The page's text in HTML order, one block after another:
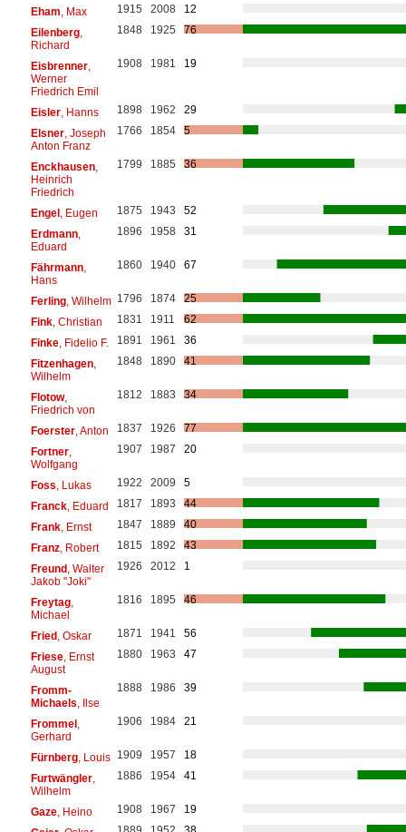
Eham, Max 1915 2008
12
Eilenberg,
Richard
1848 1925 76
Eisbrenner,
Werner
Friedrich Emil
1908 1981 19
Eisler, Hanns 1898 1962
29
Elsner, Joseph
Anton Franz
1766 1854 5
Enckhausen,
Heinrich
Friedrich
1799 1885 36
Engel , Eugen 1875 1943
52
Erdmann,
Eduard
1896 1958 31
Fährmann,
Hans
1860 1940 67
Ferling, Wilhelm 1796 1874
25
Fink, Christian 1831 1911
62
Finke, Fidelio F. 1891 1961
36
Fitzenhagen,
Wilhelm
1848 1890 41
Flotow,
Friedrich von
1812 1883 34
Foerster, Anton 1837 1926
77
Fortner,
Wolfgang
1907 1987 20
Foss, Lukas 1922 2009
5
Franck, Eduard 1817 1893
44
Frank, Ernst 1847 1889
40
Franz, Robert 1815 1892
43
Freund , Walter
Jakob "Joki"
1926 2012 1
Freytag,
Michael
1816 1895 46
Fried , Oskar 1871 1941
56
Friese, Ernst
August
1880 1963 47
Fromm-
Michaels, Ilse
1888 1986 39
Frommel ,
Gerhard
1906 1984 21
Fürnberg, Louis 1909 1957
18
Furtwängler,
Wilhelm
1886 1954 41
Gaze, Heino 1908 1967
19